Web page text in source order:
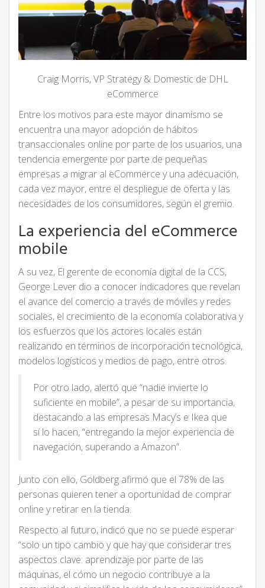
Craig Morris, VP Strategy & Domestic de DHL
eCommerce
Entre los motivos para este mayor dinamismo se
encuentra una mayor adopción de hábitos
transaccionales online por parte de los usuarios, una
tendencia emergente por parte de pequeñas
empresas a migrar al eCommerce y una adecuación,
cada vez mayor, entre el despliegue de oferta y las
necesidades de los consumidores, según el gremio.
La experiencia del eCommerce
mobile
A su vez, El gerente de economía digital de la CCS,
George Lever dio a conocer indicadores que revelan
el avance del comercio a través de móviles y redes
sociales, el crecimiento de la economía colaborativa y
los esfuerzos que los actores locales están
realizando en términos de incorporación tecnológica,
modelos logísticos y medios de pago, entre otros.
Por otro lado, alertó que “nadie invierte lo
suficiente en mobile”, a pesar de su importancia,
destacando a las empresas Macy’s e Ikea que
sí lo hacen, “entregando la mejor experiencia de
navegación, superando a Amazon”.
Junto con ello, Goldberg afirmó que el 78% de las
personas quieren tener a oportunidad de comprar
online y retirar en la tienda.
Respecto al futuro, indicó que no se puede esperar
“solo un tipo cambio y que hay que considerar tres
aspectos clave: aprendizaje por parte de las
máquinas, el cómo un negocio contribuye a la